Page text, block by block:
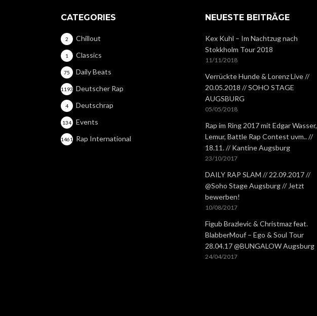
CATEGORIES
Chillout
2
Classics
1
Daily Beats
75
Deutscher Rap
1193
Deutschrap
4
Events
134
Rap International
1461
NEUESTE BEITRÄGE
Kex Kuhl – Im Nachtzug nach
Stokkholm Tour 2018
11/11/2018
Verrückte Hunde & Lorenz Live //
20.05.2018 // SOHO STAGE
AUGSBURG
05/05/2018
Rap im Ring 2017 mit Edgar Wasser,
Lemur, Battle Rap Contest uvm.. //
18.11. // Kantine Augsburg
23/10/2017
DAILY RAP SLAM // 22.09.2017 //
@Soho Stage Augsburg // Jetzt
bewerben!
10/08/2017
Figub Brazlevic & Christmaz feat.
BlabberMouf – Ego & Soul Tour
28.04.17 @BUNGALOW Augsburg
24/04/2017